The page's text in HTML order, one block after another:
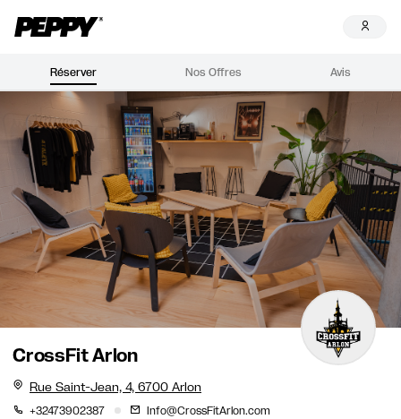
Réserver Nos Offres Avis
CrossFit Arlon
Rue Saint-Jean, 4, 6700 Arlon
+32473902387 Info@CrossFitArlon.com